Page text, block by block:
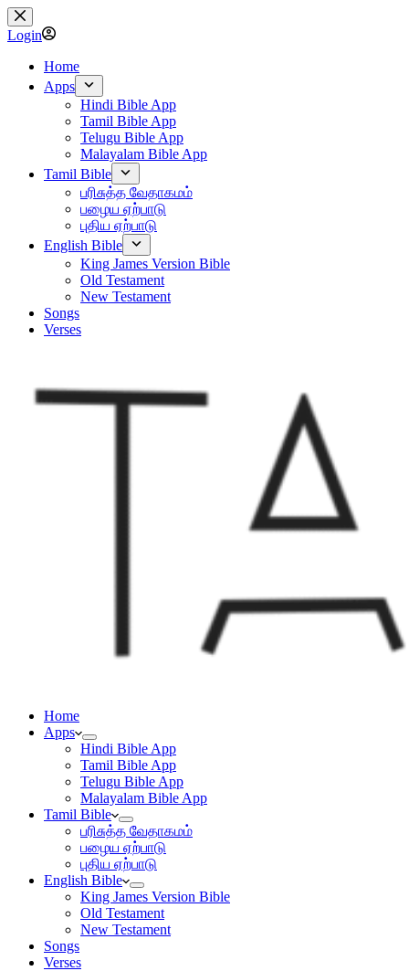
Skip
to
content
Login
Home
Apps
Hindi Bible App
Tamil Bible App
Telugu Bible App
Malayalam Bible App
Tamil Bible
பரிசுத்த வேதாகமம்
பழைய ஏற்பாடு
புதிய ஏற்பாடு
English Bible
King James Version Bible
Old Testament
New Testament
Songs
Verses
Home
Apps
Hindi Bible App
Tamil Bible App
Telugu Bible App
Malayalam Bible App
Tamil Bible
பரிசுத்த வேதாகமம்
பழைய ஏற்பாடு
புதிய ஏற்பாடு
English Bible
King James Version Bible
Old Testament
New Testament
Songs
Verses